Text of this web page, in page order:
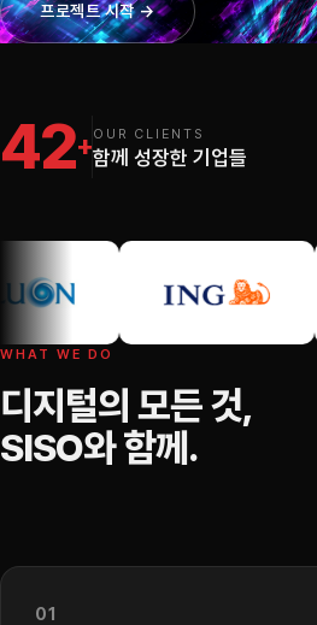
프로젝트 시작 →
42+OUR CLIENTS
함께 성장한 기업들
WHAT WE DO
디지털의 모든 것,
SISO와 함께.
01